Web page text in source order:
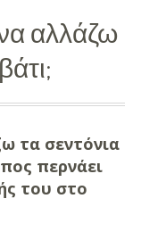
αλλάζω
τα σεντόνια
περνάει
του στο